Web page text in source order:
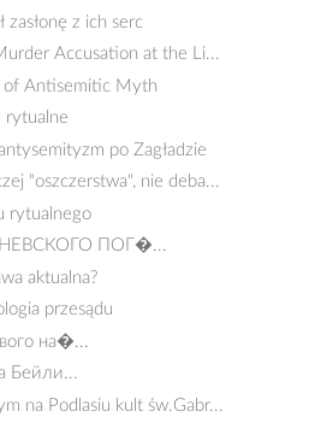
zasłonę z ich serc
Accusation at the Li...
of Antisemitic Myth
rytualne
po Zagładzie
"oszczerstwa", nie deba...
rytualnego
ПОГ�...
aktualna?
przesądu
на�...
Бейли...
na Podlasiu kult św.Gabr...